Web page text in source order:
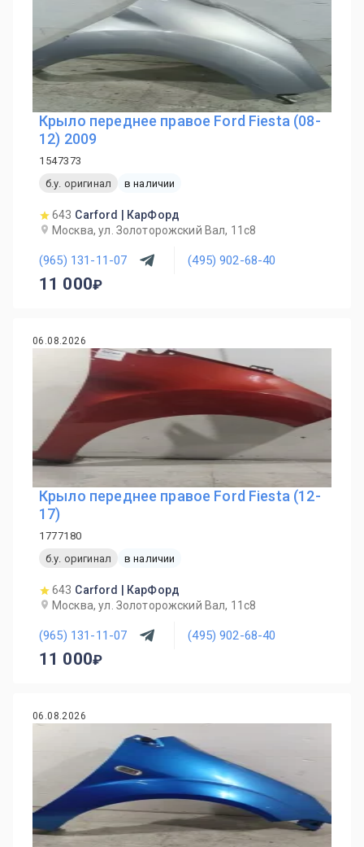
Крыло переднее правое Ford Fiesta (08-
12) 2009
1547373
б.у. оригинал
в наличии
643 Carford | КарФорд
Москва, ул. Золоторожский Вал, 11с8
(965) 131-11-07 (495) 902-68-40
11 000
06.08.2026
Крыло переднее правое Ford Fiesta (12-
17)
1777180
б.у. оригинал
в наличии
643 Carford | КарФорд
Москва, ул. Золоторожский Вал, 11с8
(965) 131-11-07 (495) 902-68-40
11 000
06.08.2026